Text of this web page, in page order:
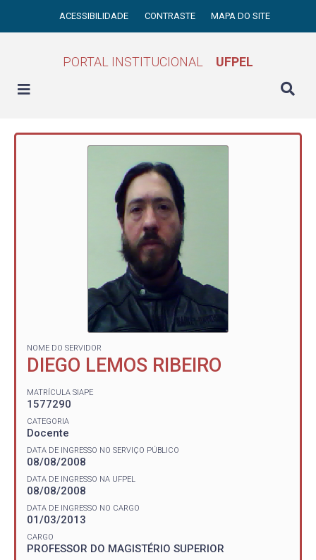
ACESSIBILIDADE CONTRASTE MAPA DO SITE
PORTAL INSTITUCIONAL UFPEL
NOME DO SERVIDOR
DIEGO LEMOS RIBEIRO
MATRÍCULA SIAPE
1577290
CATEGORIA
Docente
DATA DE INGRESSO NO SERVIÇO PÚBLICO
08/08/2008
DATA DE INGRESSO NA UFPEL
08/08/2008
DATA DE INGRESSO NO CARGO
01/03/2013
CARGO
PROFESSOR DO MAGISTÉRIO SUPERIOR